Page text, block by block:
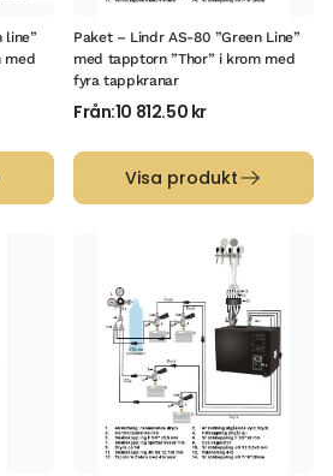
line”
med
Paket – Lindr AS-80 ”Green Line”
med tapptorn ”Thor” i krom med
fyra tappkranar
Från:10 812.50 kr
Visa produkt